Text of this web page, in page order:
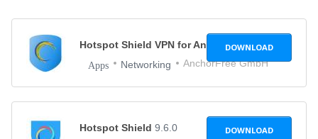
Hotspot Shield VPN for Android7.5.1
Apps Networking AnchorFree GmbH
DOWNLOAD
Hotspot Shield 9.6.0 DOWNLOAD